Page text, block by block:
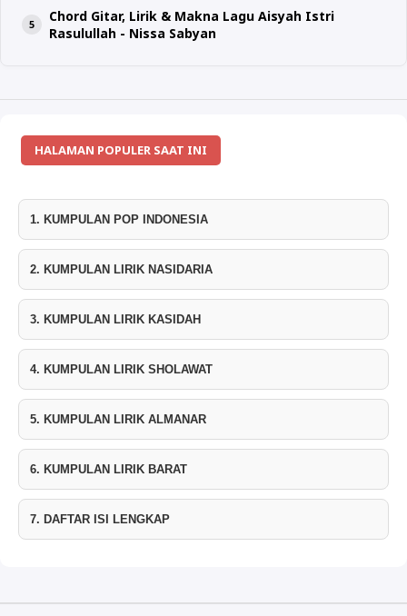
Chord Gitar, Lirik & Makna Lagu Aisyah Istri
Rasulullah - Nissa Sabyan
HALAMAN POPULER SAAT INI
1. KUMPULAN POP INDONESIA
2. KUMPULAN LIRIK NASIDARIA
3. KUMPULAN LIRIK KASIDAH
4. KUMPULAN LIRIK SHOLAWAT
5. KUMPULAN LIRIK ALMANAR
6. KUMPULAN LIRIK BARAT
7. DAFTAR ISI LENGKAP